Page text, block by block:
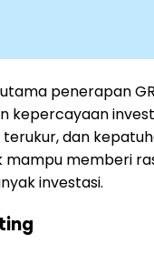
penerapan
kepercayaan
terukur, dan
mampu memberi
investasi.